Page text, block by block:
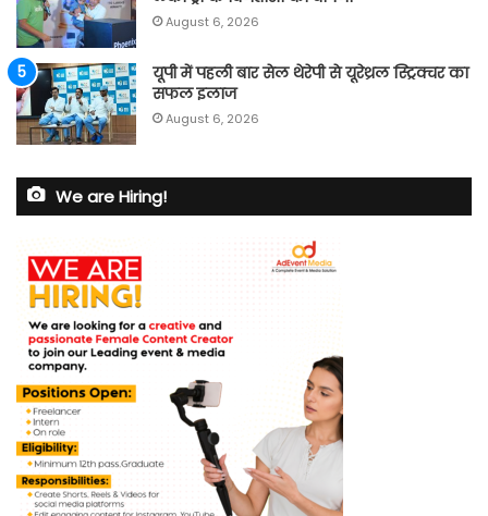
August 6, 2026
यूपी में पहली बार सेल थेरेपी से यूरेथ्रल स्ट्रिक्चर का
सफल इलाज
August 6, 2026
We are Hiring!